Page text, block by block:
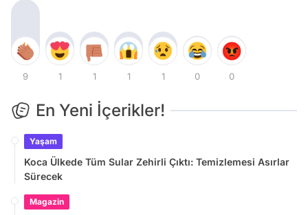
9 1 1 1 1 0 0
En Yeni İçerikler!
Yaşam
Koca Ülkede Tüm Sular Zehirli Çıktı: Temizlemesi Asırlar
Sürecek
Magazin